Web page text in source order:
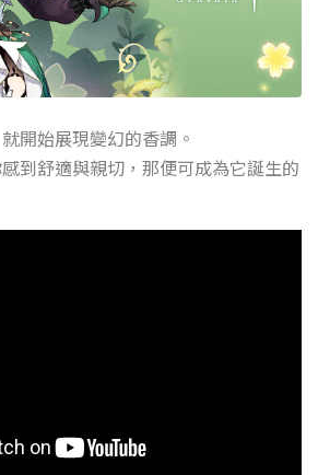
開始展現變幻的香調。
到舒適與親切，那便可成為它誕生的